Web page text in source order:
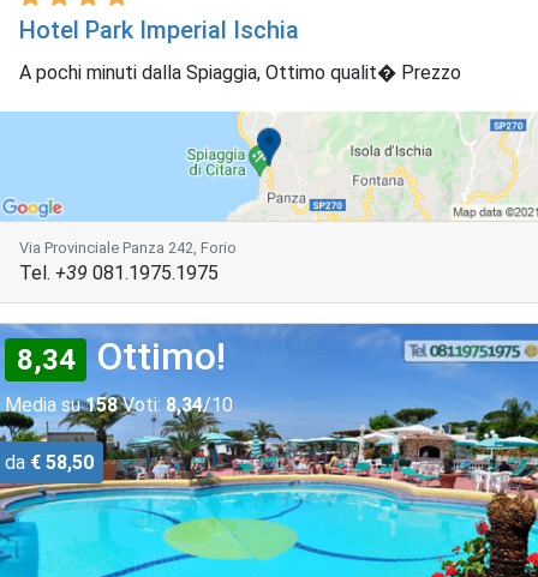
Hotel Park Imperial Ischia
A pochi minuti dalla Spiaggia, Ottimo qualit� Prezzo
Via Provinciale Panza 242, Forio
Tel. +39 081.1975.1975
8,34 Ottimo!
Media su158Voti: 8,34/10
da € 58,50